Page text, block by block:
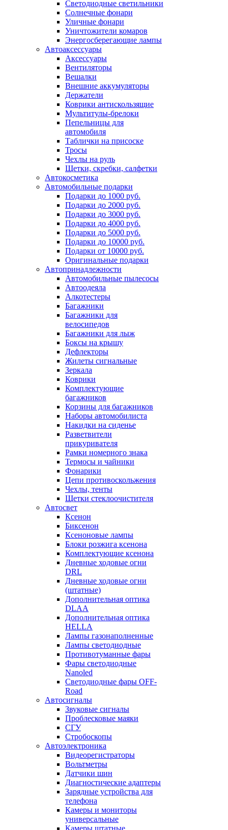
Светодиодные светильники
Солнечные фонари
Уличные фонари
Уничтожители комаров
Энергосберегающие лампы
Автоаксессуары
Аксессуары
Вентиляторы
Вешалки
Внешние аккумуляторы
Держатели
Коврики антискользящие
Мультитулы-брелоки
Пепельницы для
автомобиля
Таблички на присоске
Тросы
Чехлы на руль
Щетки, скребки, салфетки
Автокосметика
Автомобильные подарки
Подарки до 1000 руб.
Подарки до 2000 руб.
Подарки до 3000 руб.
Подарки до 4000 руб.
Подарки до 5000 руб.
Подарки до 10000 руб.
Подарки от 10000 руб.
Оригинальные подарки
Автопринадлежности
Автомобильные пылесосы
Автоодеяла
Алкотестеры
Багажники
Багажники для
велосипедов
Багажники для лыж
Боксы на крышу
Дефлекторы
Жилеты сигнальные
Зеркала
Коврики
Комплектующие
багажников
Корзины для багажников
Наборы автомобилиста
Накидки на сиденье
Разветвители
прикуривателя
Рамки номерного знака
Термосы и чайники
Фонарики
Цепи противоскольжения
Чехлы, тенты
Щетки стеклоочистителя
Автосвет
Ксенон
Биксенон
Ксеноновые лампы
Блоки розжига ксенона
Комплектующие ксенона
Дневные ходовые огни
DRL
Дневные ходовые огни
(штатные)
Дополнительная оптика
DLAA
Дополнительная оптика
HELLA
Лампы газонаполненные
Лампы светодиодные
Противотуманные фары
Фары светодиодные
Nanoled
Светодиодные фары OFF-
Road
Автосигналы
Звуковые сигналы
Проблесковые маяки
СГУ
Стробоскопы
Автоэлектроника
Видеорегистраторы
Вольтметры
Датчики шин
Диагностические адаптеры
Зарядные устройства для
телефона
Камеры и мониторы
универсальные
Камеры штатные